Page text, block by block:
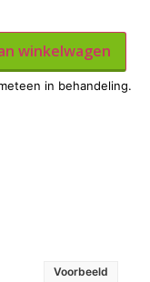
Voorbeeld
winkelwagen